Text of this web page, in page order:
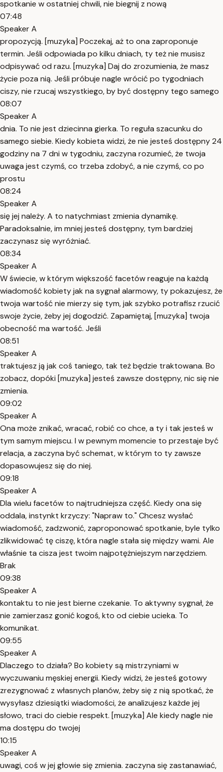
spotkanie w ostatniej chwili, nie biegnij z nową
07:48
Speaker A
propozycją. [muzyka] Poczekaj, aż to ona zaproponuje
termin. Jeśli odpowiada po kilku dniach, ty też nie musisz
odpisywać od razu. [muzyka] Daj do zrozumienia, że masz
życie poza nią. Jeśli próbuje nagle wrócić po tygodniach
ciszy, nie rzucaj wszystkiego, by być dostępny tego samego
08:07
Speaker A
dnia. To nie jest dziecinna gierka. To reguła szacunku do
samego siebie. Kiedy kobieta widzi, że nie jesteś dostępny 24
godziny na 7 dni w tygodniu, zaczyna rozumieć, że twoja
uwaga jest czymś, co trzeba zdobyć, a nie czymś, co po
prostu
08:24
Speaker A
się jej należy. A to natychmiast zmienia dynamikę.
Paradoksalnie, im mniej jesteś dostępny, tym bardziej
zaczynasz się wyróżniać.
08:34
Speaker A
W świecie, w którym większość facetów reaguje na każdą
wiadomość kobiety jak na sygnał alarmowy, ty pokazujesz, że
twoja wartość nie mierzy się tym, jak szybko potrafisz rzucić
swoje życie, żeby jej dogodzić. Zapamiętaj, [muzyka] twoja
obecność ma wartość. Jeśli
08:51
Speaker A
traktujesz ją jak coś taniego, tak też będzie traktowana. Bo
zobacz, dopóki [muzyka] jesteś zawsze dostępny, nic się nie
zmienia.
09:02
Speaker A
Ona może znikać, wracać, robić co chce, a ty i tak jesteś w
tym samym miejscu. I w pewnym momencie to przestaje być
relacja, a zaczyna być schemat, w którym to ty zawsze
dopasowujesz się do niej.
09:18
Speaker A
Dla wielu facetów to najtrudniejsza część. Kiedy ona się
oddala, instynkt krzyczy: "Napraw to." Chcesz wysłać
wiadomość, zadzwonić, zaproponować spotkanie, byle tylko
zlikwidować tę ciszę, która nagle stała się między wami. Ale
właśnie ta cisza jest twoim najpotężniejszym narzędziem.
Brak
09:38
Speaker A
kontaktu to nie jest bierne czekanie. To aktywny sygnał, że
nie zamierzasz gonić kogoś, kto od ciebie ucieka. To
komunikat.
09:55
Speaker A
Dlaczego to działa? Bo kobiety są mistrzyniami w
wyczuwaniu męskiej energii. Kiedy widzi, że jesteś gotowy
zrezygnować z własnych planów, żeby się z nią spotkać, że
wysyłasz dziesiątki wiadomości, że analizujesz każde jej
słowo, traci do ciebie respekt. [muzyka] Ale kiedy nagle nie
ma dostępu do twojej
10:15
Speaker A
uwagi, coś w jej głowie się zmienia. zaczyna się zastanawiać,